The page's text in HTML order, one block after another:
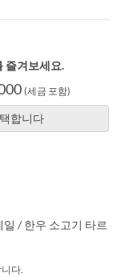
즐겨보세요.
(세금 포함)
합니다
/ 한우 소고기 타르
다.